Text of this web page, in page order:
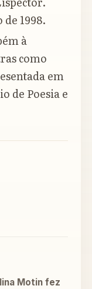
1998.
à
como
em
de Poesia e
Motin fez